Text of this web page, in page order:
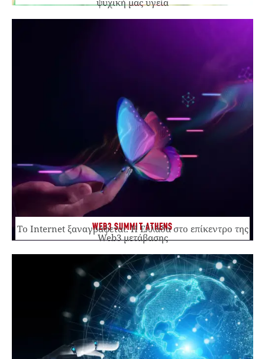
WEB3 SUMMIT ATHENS
Το Internet ξαναγράφεται. Η Ελλάδα στο επίκεντρο της
Web3 μετάβασης